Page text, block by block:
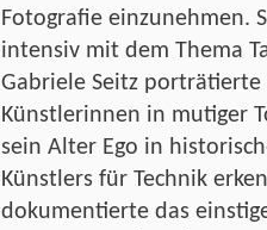
Fotografie einzunehmen.
intensiv mit dem Thema
Gabriele Seitz
Künstlerinnen in mutiger
sein Alter Ego in
Künstlers für Technik
dokumentierte das